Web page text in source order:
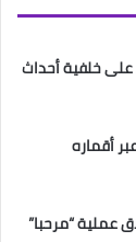
على خلفية أحداث
أقماره